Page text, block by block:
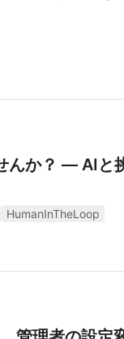
んか？ ― AIと
HumanInTheLoop